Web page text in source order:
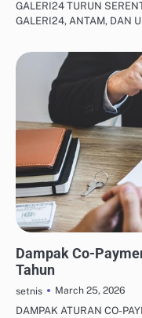
GALERI24 TURUN
GALERI24, ANTAM, DAN
Dampak Co-
Tahun
setnis
March 25, 2026
DAMPAK ATURAN CO-